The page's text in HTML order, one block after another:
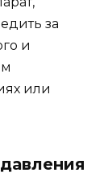
за
и
или